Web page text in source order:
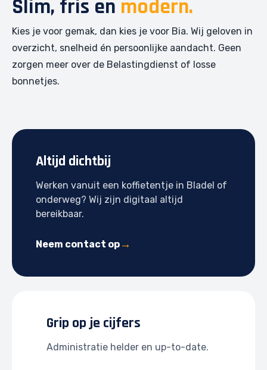
Slim, fris en modern.
Kies je voor gemak, dan kies je voor Bia. Wij geloven in
overzicht, snelheid én persoonlijke aandacht. Geen
zorgen meer over de Belastingdienst of losse
bonnetjes.
Altijd dichtbij
Werken vanuit een koffietentje in Bladel of
onderweg? Wij zijn digitaal altijd
bereikbaar.
Neem contact op
Grip op je cijfers
Administratie helder en up-to-date.